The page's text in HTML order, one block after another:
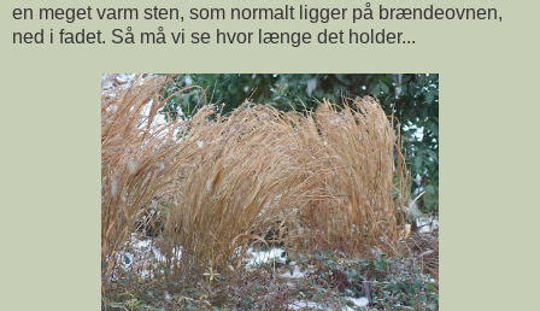
en meget varm sten, som normalt ligger på brændeovnen,
ned i fadet. Så må vi se hvor længe det holder...